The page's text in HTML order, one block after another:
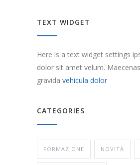
TEXT WIDGET
Here is a text widget settings
dolor sit amet velum.
gravida vehicula dolor
CATEGORIES
FORMAZIONE NOVITÀ